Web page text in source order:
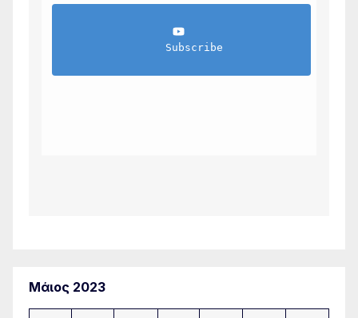
                Subscribe
Μάιος 2023